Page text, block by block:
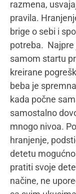
Naravno,
detetovu
naglašavati da
kakvi distraktori
hranjenja. I ne
od početka
pokušaju da
kada je
više
šta je
Mamacom&ja:
šta vam najteže
odnosima sa
pomoć?